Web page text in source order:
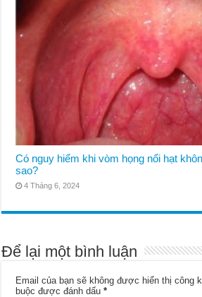
Có nguy hiểm khi vòm họng nổi hạt
sao?
4 Tháng 6, 2024
Để lại một bình luận
Email của bạn sẽ không được hiển thị công
buộc được đánh dấu*